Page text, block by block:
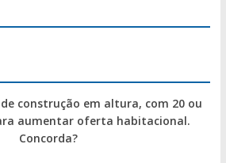
construção em altura, com 20 ou
aumentar oferta habitacional.
Concorda?